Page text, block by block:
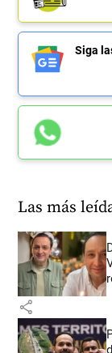
Siga
Las más
share